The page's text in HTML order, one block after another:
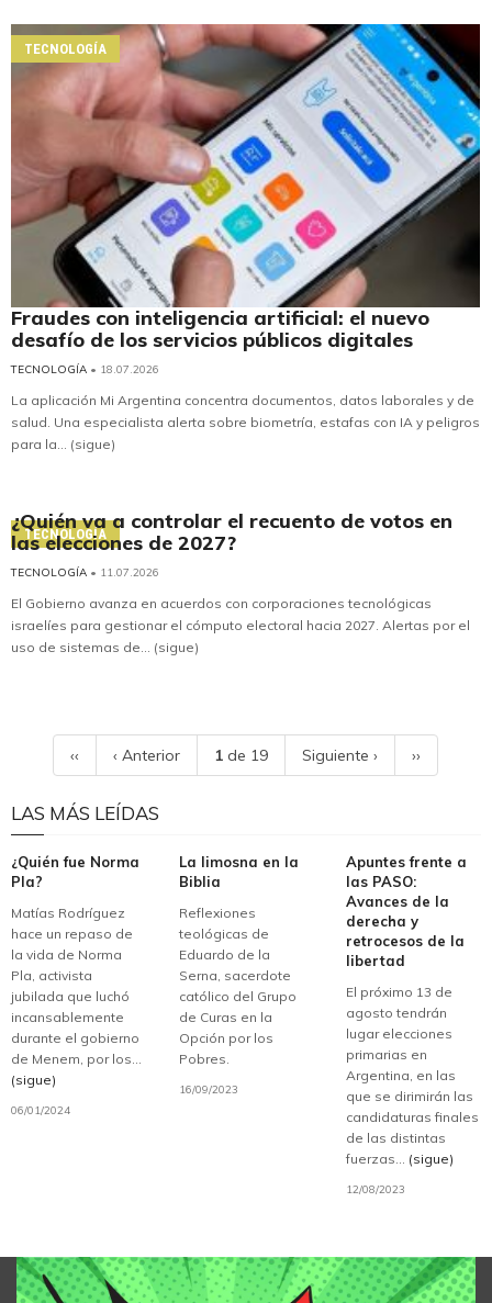
TECNOLOGÍA
Fraudes con inteligencia artificial: el nuevo
desafío de los servicios públicos digitales
TECNOLOGÍA • 18.07.2026
La aplicación Mi Argentina concentra documentos, datos laborales y de
salud. Una especialista alerta sobre biometría, estafas con IA y peligros
para la... (sigue)
TECNOLOGÍA
¿Quién va a controlar el recuento de votos en
las elecciones de 2027?
TECNOLOGÍA • 11.07.2026
El Gobierno avanza en acuerdos con corporaciones tecnológicas
israelíes para gestionar el cómputo electoral hacia 2027. Alertas por el
uso de sistemas de... (sigue)
‹‹ ‹ Anterior 1 de 19 Siguiente › ››
LAS MÁS LEÍDAS
¿Quién fue Norma
Pla?
Matías Rodríguez
hace un repaso de
la vida de Norma
Pla, activista
jubilada que luchó
incansablemente
durante el gobierno
de Menem, por los...
(sigue)
06/01/2024
La limosna en la
Biblia
Reflexiones
teológicas de
Eduardo de la
Serna, sacerdote
católico del Grupo
de Curas en la
Opción por los
Pobres.
16/09/2023
Apuntes frente a
las PASO:
Avances de la
derecha y
retrocesos de la
libertad
El próximo 13 de
agosto tendrán
lugar elecciones
primarias en
Argentina, en las
que se dirimirán las
candidaturas finales
de las distintas
fuerzas... (sigue)
12/08/2023